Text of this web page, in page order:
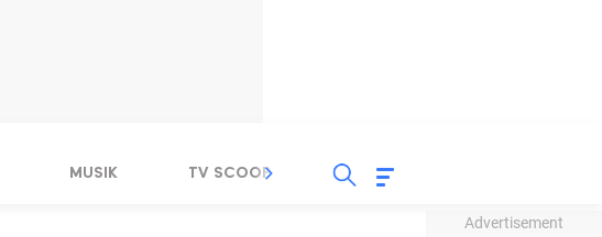
Advertisement
MUSIK TV SCOOP LIRIK